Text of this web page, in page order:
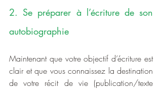
2. Se préparer à l’écriture de son
autobiographie
Maintenant que votre objectif d’écriture est
clair et que vous connaissez la destination
de votre récit de vie (publication/texte